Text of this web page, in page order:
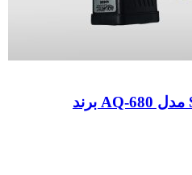
اسکیمر Surface Skimmer مدل AQ-680 برند